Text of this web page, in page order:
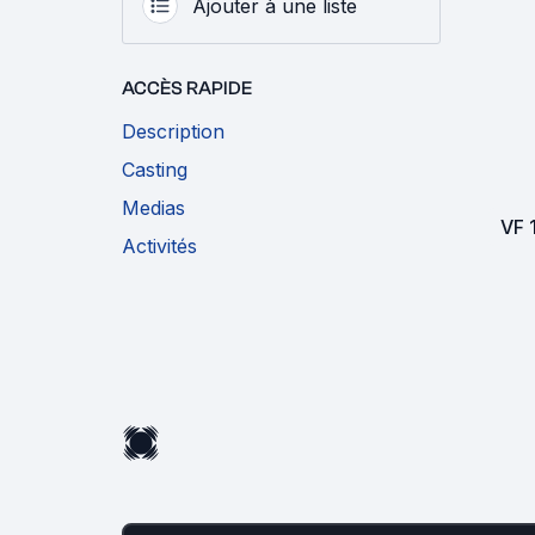
Ajouter à une liste
ACCÈS RAPIDE
Description
Casting
Medias
Activités
VF